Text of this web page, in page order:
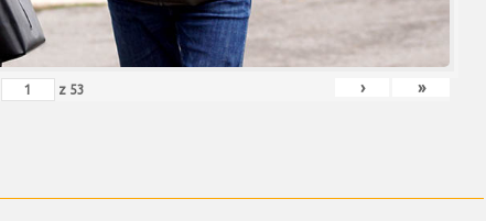
z 53 › »